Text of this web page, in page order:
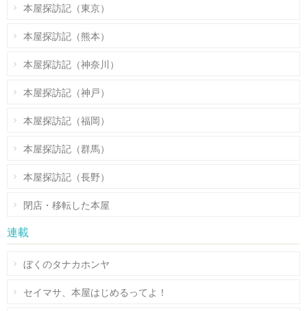
本屋探訪記（東京）
本屋探訪記（熊本）
本屋探訪記（神奈川）
本屋探訪記（神戸）
本屋探訪記（福岡）
本屋探訪記（群馬）
本屋探訪記（長野）
閉店・移転した本屋
連載
ぼくのタナカホンヤ
セイマサ、本屋はじめるってよ！